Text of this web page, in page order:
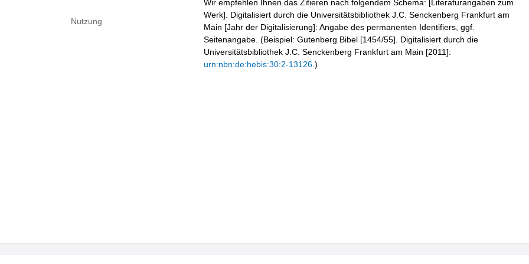
Nutzung
Wir empfehlen Ihnen das Zitieren nach folgendem Schema: [Literaturangaben zum
Werk]. Digitalisiert durch die Universitätsbibliothek J.C. Senckenberg Frankfurt am
Main [Jahr der Digitalisierung]: Angabe des permanenten Identifiers, ggf.
Seitenangabe. (Beispiel: Gutenberg Bibel [1454/55]. Digitalisiert durch die
Universitätsbibliothek J.C. Senckenberg Frankfurt am Main [2011]:
urn:nbn:de:hebis:30:2-13126 .)